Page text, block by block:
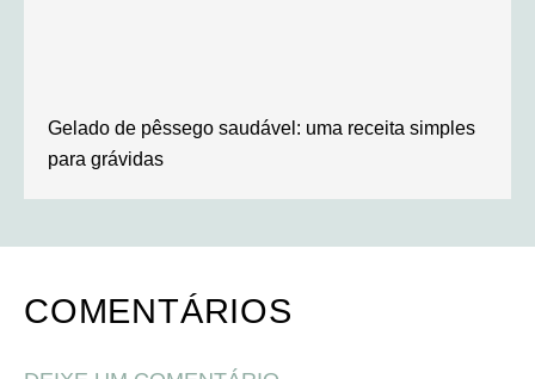
Gelado de pêssego saudável: uma receita simples
para grávidas
COMENTÁRIOS